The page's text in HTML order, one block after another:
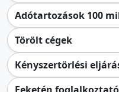
Adótartozások 100
Törölt cégek
Kényszertörlési